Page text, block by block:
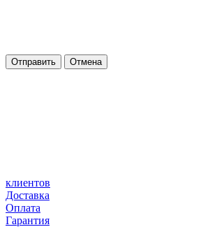
Отправить Отмена
клиентов
Доставка
Оплата
Гарантия